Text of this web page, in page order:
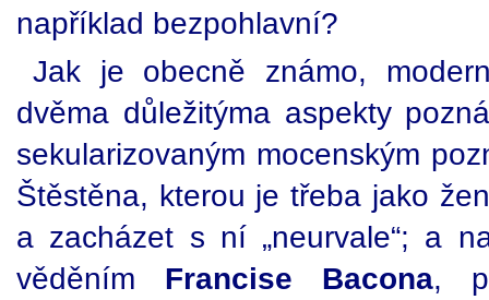
například bezpohlavní?
Jak je obecně známo,
dvěma důležitýma aspekty
sekularizovaným mocenským
Štěstěna, kterou je třeba jako
a zacházet s ní „neurvale“; a
věděním Francise Bacona,